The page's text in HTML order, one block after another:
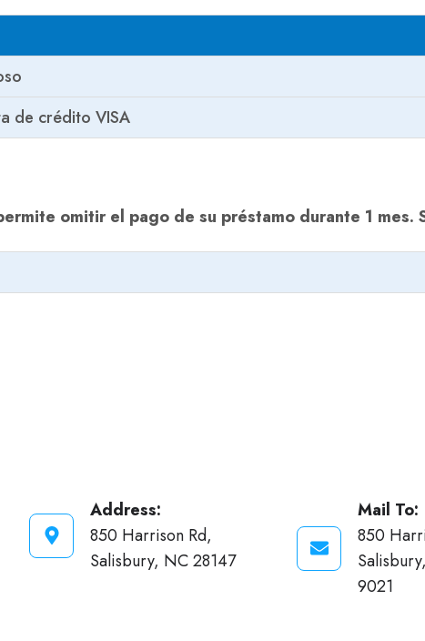
de crédito VISA
omitir el pago de su préstamo durante 1
Address:
850 Harrison Rd,
Salisbury, NC 28147
Mail To:
850
9021